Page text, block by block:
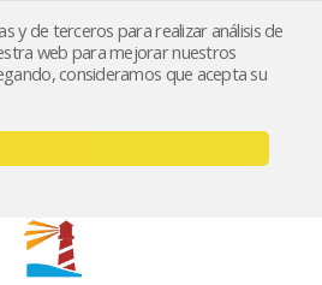
y de terceros para realizar análisis de
web para mejorar nuestros
consideramos que acepta su
Mi cuenta
// 654999333